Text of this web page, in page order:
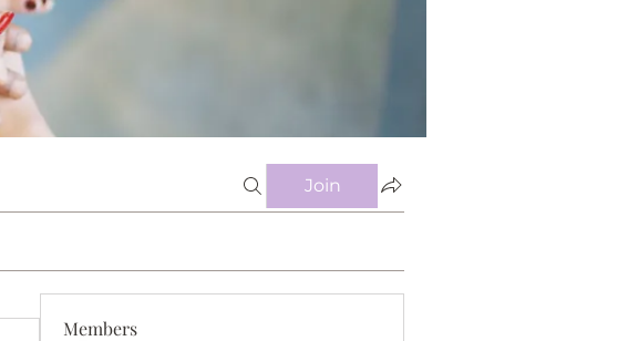
Join
Members